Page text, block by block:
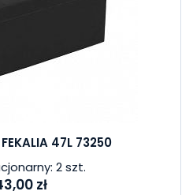
47L 73250
2 szt.
zł